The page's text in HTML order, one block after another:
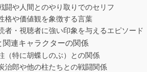
闘や人間とのやり取りでのセリフ
格や価値観を象徴する言葉
者・視聴者に強い印象を与えるエピソード
関連キャラクターの関係
（特に胡蝶しのぶ）との関係
治郎や他の柱たちとの戦闘関係